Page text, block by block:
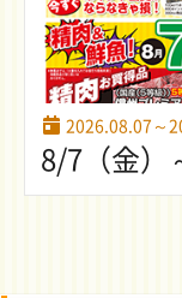
2026.08.07～
8/7（金）